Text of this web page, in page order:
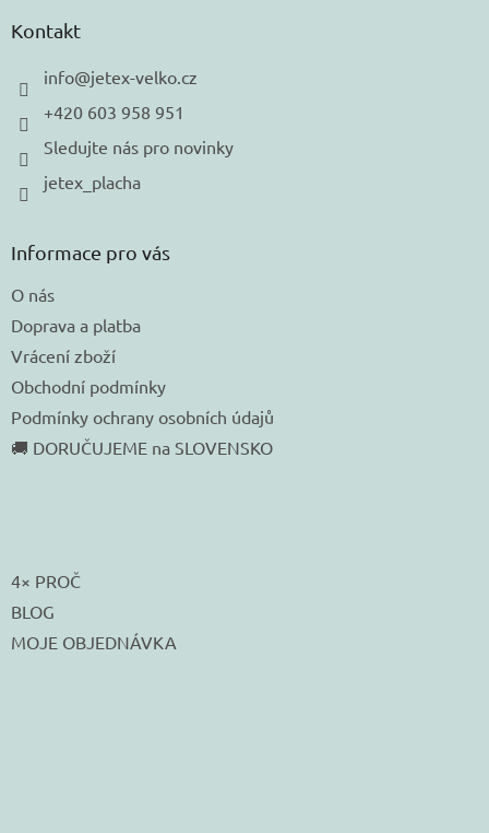
Kontakt
info@jetex-velko.cz
+420 603 958 951
Sledujte nás pro novinky
jetex_placha
Informace pro vás
O nás
Doprava a platba
Vrácení zboží
Obchodní podmínky
Podmínky ochrany osobních údajů
🚚 DORUČUJEME na SLOVENSKO
4× PROČ
BLOG
MOJE OBJEDNÁVKA